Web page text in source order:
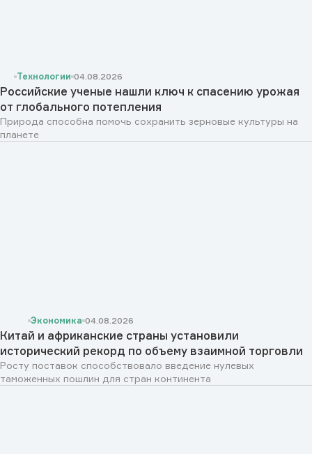
Технологии 04.08.2026
Российские ученые нашли ключ к спасению урожая
от глобального потепления
Природа способна помочь сохранить зерновые культуры на
планете
Экономика 04.08.2026
Китай и африканские страны установили
исторический рекорд по объему взаимной торговли
Росту поставок способствовало введение нулевых
таможенных пошлин для стран континента